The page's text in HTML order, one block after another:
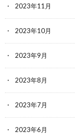
2023年11月
2023年10月
2023年9月
2023年8月
2023年7月
2023年6月